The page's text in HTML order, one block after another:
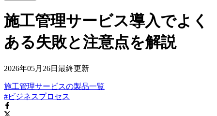
施工管理サービス導入でよく
ある失敗と注意点を解説
2026年05月26日 最終更新
施工管理サービスの製品一覧
#ビジネスプロセス